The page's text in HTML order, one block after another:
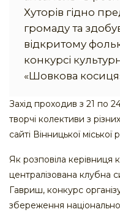
Хуторів гідно
громаду та
відкритому
конкурсі
«Шовкова
Захід проходив з 21 по
творчі колективи з
сайті Вінницької міської
Як розповіла керівниця
централізована клубна
Гавриш, конкурс
збереження